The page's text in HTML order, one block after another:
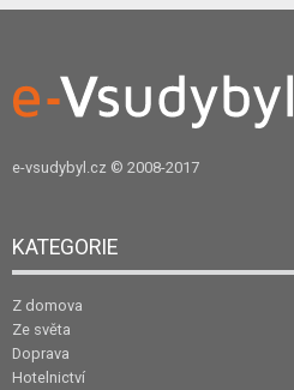
e-vsudybyl.cz © 2008-2017
KATEGORIE
Z domova
Ze světa
Doprava
Hotelnictví